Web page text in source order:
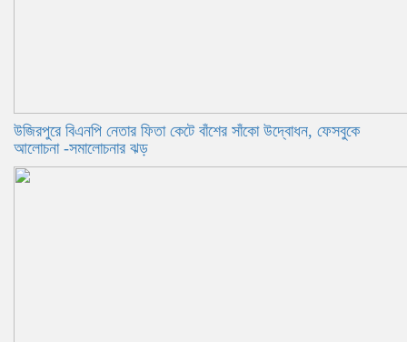
উজিরপুরে বিএনপি নেতার ফিতা কেটে বাঁশের সাঁকো উদ্বোধন, ফেসবুকে
আলোচনা -সমালোচনার ঝড়